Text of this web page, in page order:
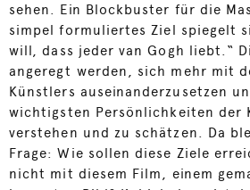
sehen. Ein Blockbuster für die
simpel formuliertes Ziel spiegelt
will, dass jeder van Gogh liebt.“
angeregt werden, sich mehr mit
Künstlers auseinanderzusetzen
wichtigsten Persönlichkeiten der
verstehen und zu schätzen. Da
Frage: Wie sollen diese Ziele
nicht mit diesem Film, einem